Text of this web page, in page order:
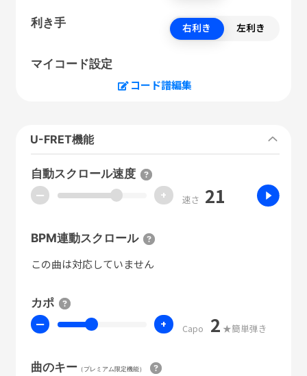
利き手 右利き 左利き
マイコード設定
コード譜編集
U-FRET機能
自動スクロール速度
ー + 速さ 21
BPM連動スクロール
この曲は対応していません
カポ
ー + Capo 2 ★簡単弾き
曲のキー（プレミアム限定機能）